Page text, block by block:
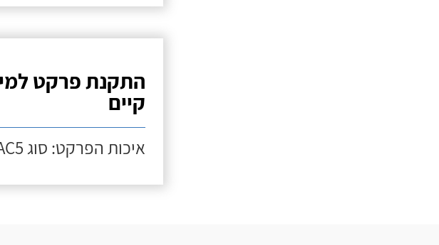
התקנת פרקט
קיים
איכות הפרקט: סוג AC5